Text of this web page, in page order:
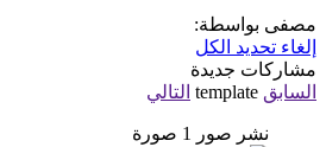
مصفى بواسطة:
إلغاء تحديد الكل
مشاركات جديدة
السابق template التالي
نشر صور 1 صورة